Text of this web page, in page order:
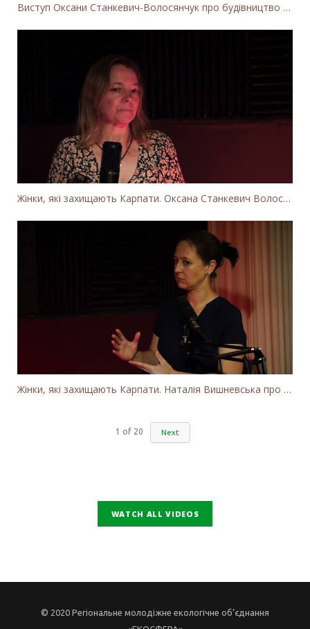
Виступ Оксани Станкевич-Волосянчук про будівництво вітропарків у Закарпатській області
Жінки, які захищають Карпати. Оксана Станкевич Волосянчук про вітряки на високогір'ї Карпат
Жінки, які захищають Карпати. Наталія Вишневська про вітряки в Закарпатті та участь громадськості
1 of 20 Next
WATCH ALL VIDEOS
© 2020 Регіональне молодіжне екологічне об’єднання